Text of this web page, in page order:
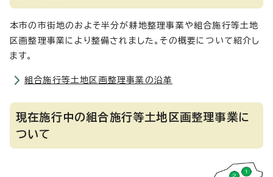
本市の市街地のおよそ半分が耕地整理事業や組合施行等土地
区画整理事業により整備されました。その概要について紹介し
ます。
組合施行等土地区画整理事業の沿革
現在施行中の組合施行等土地区画整理事業に
ついて